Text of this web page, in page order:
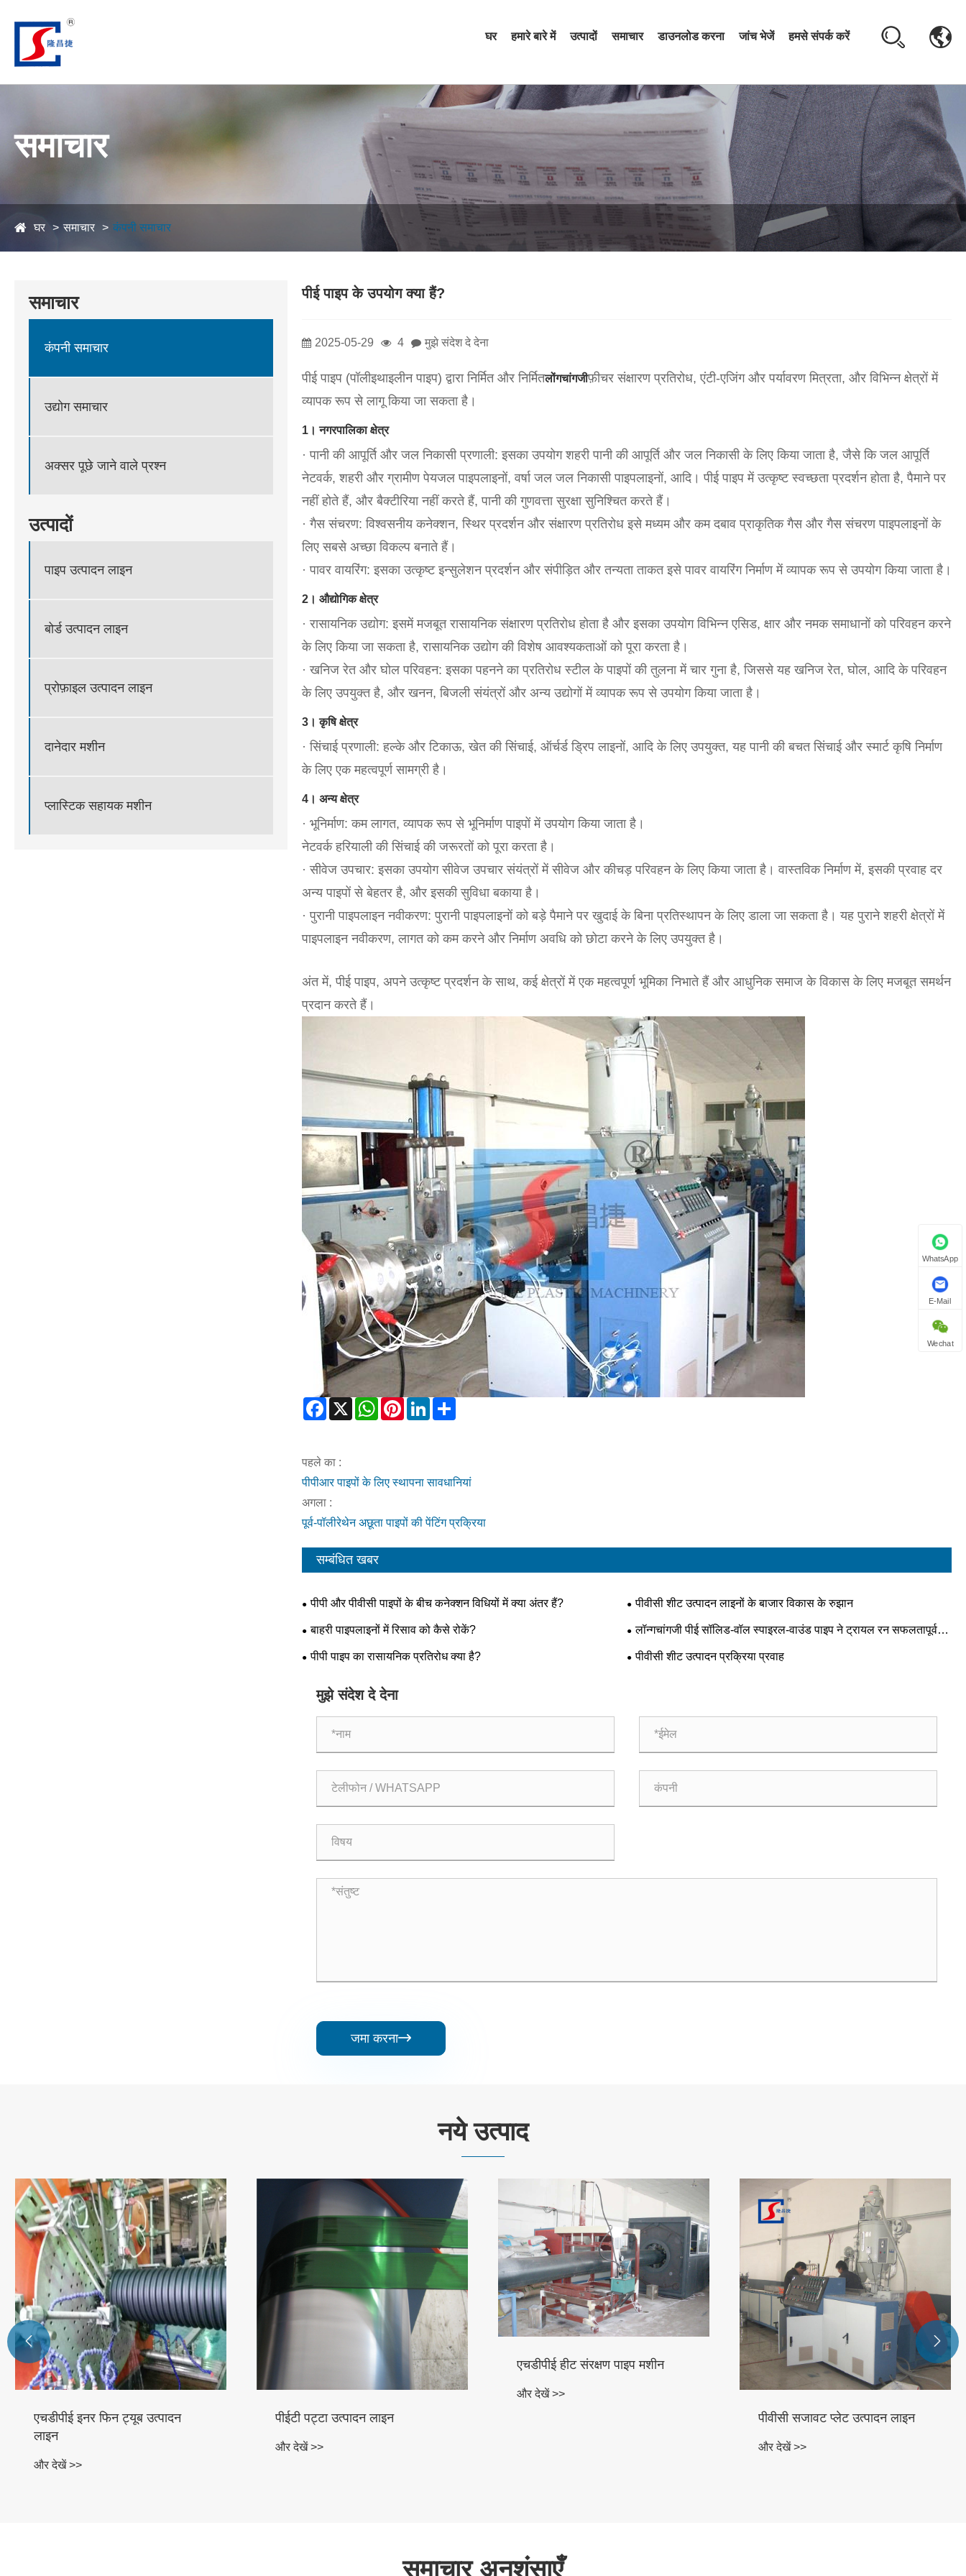
घर हमारे बारे में उत्पादों समाचार डाउनलोड करना जांच भेजें हमसे संपर्क करें
समाचार
घर समाचार कंपनी समाचार
समाचार
कंपनी समाचार
उद्योग समाचार
अक्सर पूछे जाने वाले प्रश्न
उत्पादों
पाइप उत्पादन लाइन
बोर्ड उत्पादन लाइन
प्रोफ़ाइल उत्पादन लाइन
दानेदार मशीन
प्लास्टिक सहायक मशीन
पीई पाइप के उपयोग क्या हैं?
2025-05-29 4 मुझे संदेश दे देना
पीई पाइप (पॉलीइथाइलीन पाइप) द्वारा निर्मित और निर्मितलोंगचांगजीफ़ीचर संक्षारण प्रतिरोध, एंटी-एजिंग और पर्यावरण मित्रता, और विभिन्न क्षेत्रों में
व्यापक रूप से लागू किया जा सकता है।
1। नगरपालिका क्षेत्र
· पानी की आपूर्ति और जल निकासी प्रणाली: इसका उपयोग शहरी पानी की आपूर्ति और जल निकासी के लिए किया जाता है, जैसे कि जल आपूर्ति
नेटवर्क, शहरी और ग्रामीण पेयजल पाइपलाइनों, वर्षा जल जल निकासी पाइपलाइनों, आदि। पीई पाइप में उत्कृष्ट स्वच्छता प्रदर्शन होता है, पैमाने पर
नहीं होते हैं, और बैक्टीरिया नहीं करते हैं, पानी की गुणवत्ता सुरक्षा सुनिश्चित करते हैं।
· गैस संचरण: विश्वसनीय कनेक्शन, स्थिर प्रदर्शन और संक्षारण प्रतिरोध इसे मध्यम और कम दबाव प्राकृतिक गैस और गैस संचरण पाइपलाइनों के
लिए सबसे अच्छा विकल्प बनाते हैं।
· पावर वायरिंग: इसका उत्कृष्ट इन्सुलेशन प्रदर्शन और संपीड़ित और तन्यता ताकत इसे पावर वायरिंग निर्माण में व्यापक रूप से उपयोग किया जाता है।
2। औद्योगिक क्षेत्र
· रासायनिक उद्योग: इसमें मजबूत रासायनिक संक्षारण प्रतिरोध होता है और इसका उपयोग विभिन्न एसिड, क्षार और नमक समाधानों को परिवहन करने
के लिए किया जा सकता है, रासायनिक उद्योग की विशेष आवश्यकताओं को पूरा करता है।
· खनिज रेत और घोल परिवहन: इसका पहनने का प्रतिरोध स्टील के पाइपों की तुलना में चार गुना है, जिससे यह खनिज रेत, घोल, आदि के परिवहन
के लिए उपयुक्त है, और खनन, बिजली संयंत्रों और अन्य उद्योगों में व्यापक रूप से उपयोग किया जाता है।
3। कृषि क्षेत्र
· सिंचाई प्रणाली: हल्के और टिकाऊ, खेत की सिंचाई, ऑर्चर्ड ड्रिप लाइनों, आदि के लिए उपयुक्त, यह पानी की बचत सिंचाई और स्मार्ट कृषि निर्माण
के लिए एक महत्वपूर्ण सामग्री है।
4। अन्य क्षेत्र
· भूनिर्माण: कम लागत, व्यापक रूप से भूनिर्माण पाइपों में उपयोग किया जाता है।
नेटवर्क हरियाली की सिंचाई की जरूरतों को पूरा करता है।
· सीवेज उपचार: इसका उपयोग सीवेज उपचार संयंत्रों में सीवेज और कीचड़ परिवहन के लिए किया जाता है। वास्तविक निर्माण में, इसकी प्रवाह दर
अन्य पाइपों से बेहतर है, और इसकी सुविधा बकाया है।
· पुरानी पाइपलाइन नवीकरण: पुरानी पाइपलाइनों को बड़े पैमाने पर खुदाई के बिना प्रतिस्थापन के लिए डाला जा सकता है। यह पुराने शहरी क्षेत्रों में
पाइपलाइन नवीकरण, लागत को कम करने और निर्माण अवधि को छोटा करने के लिए उपयुक्त है।
अंत में, पीई पाइप, अपने उत्कृष्ट प्रदर्शन के साथ, कई क्षेत्रों में एक महत्वपूर्ण भूमिका निभाते हैं और आधुनिक समाज के विकास के लिए मजबूत समर्थन
प्रदान करते हैं।
Facebook
X WhatsAppPinterestLinkedIn
पहले का :
पीपीआर पाइपों के लिए स्थापना सावधानियां
अगला :
पूर्व-पॉलीरेथेन अछूता पाइपों की पेंटिंग प्रक्रिया
सम्बंधित खबर
पीपी और पीवीसी पाइपों के बीच कनेक्शन विधियों में क्या अंतर हैं? पीवीसी शीट उत्पादन लाइनों के बाजार विकास के रुझान
बाहरी पाइपलाइनों में रिसाव को कैसे रोकें?
लॉन्गचांगजी पीई सॉलिड-वॉल स्पाइरल-वाउंड पाइप ने ट्रायल रन सफलतापूर्वक
पूरा किया!!!
पीपी पाइप का रासायनिक प्रतिरोध क्या है? पीवीसी शीट उत्पादन प्रक्रिया प्रवाह
मुझे संदेश दे देना
जमा करना
नये उत्पाद
एचडीपीई इनर फिन ट्यूब उत्पादन
लाइन
और देखें >>
पीईटी पट्टा उत्पादन लाइन
और देखें >>
एचडीपीई हीट संरक्षण पाइप मशीन
और देखें >>
पीवीसी सजावट प्लेट उत्पादन लाइन
और देखें >>
 
समाचार अनुशंसाएँ
WhatsApp
E-Mail
Wechat